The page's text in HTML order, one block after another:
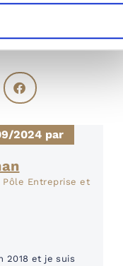
2024 par
Entreprise et
2018 et je suis